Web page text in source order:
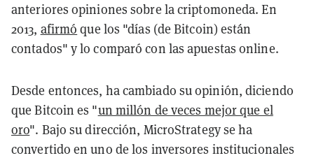
anteriores opiniones sobre la criptomoneda. En
2013, afirmó que los "días (de Bitcoin) están
contados" y lo comparó con las apuestas online.
Desde entonces, ha cambiado su opinión, diciendo
que Bitcoin es "un millón de veces mejor que el
oro". Bajo su dirección, MicroStrategy se ha
convertido en uno de los inversores institucionales